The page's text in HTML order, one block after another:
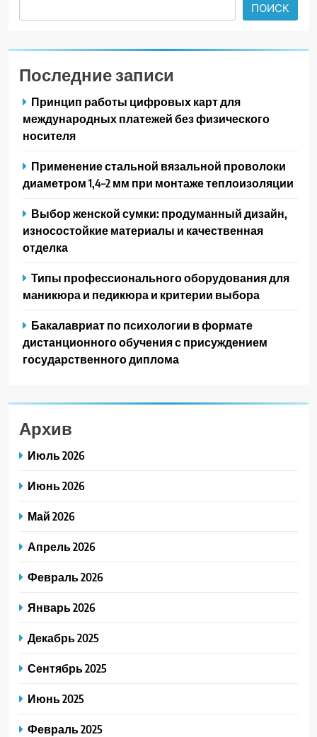
ПОИСК
Последние записи
Принцип работы цифровых карт для
международных платежей без физического
носителя
Применение стальной вязальной проволоки
диаметром 1,4–2 мм при монтаже теплоизоляции
Выбор женской сумки: продуманный дизайн,
износостойкие материалы и качественная
отделка
Типы профессионального оборудования для
маникюра и педикюра и критерии выбора
Бакалавриат по психологии в формате
дистанционного обучения с присуждением
государственного диплома
Архив
Июль 2026
Июнь 2026
Май 2026
Апрель 2026
Февраль 2026
Январь 2026
Декабрь 2025
Сентябрь 2025
Июнь 2025
Февраль 2025